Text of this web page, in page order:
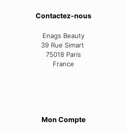
Contactez-nous
Enags Beauty
39 Rue Simart
75018 Paris
France
Mon Compte